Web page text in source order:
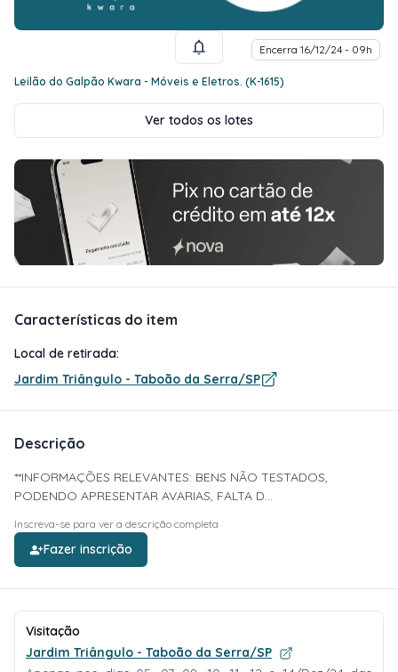
Encerra 16/12/24 - 09h
Leilão do Galpão Kwara - Móveis e Eletros. (K-1615)
Ver todos os lotes
Características do item
Local de retirada:
Jardim Triângulo - Taboão da Serra/SP
Descrição
**INFORMAÇÕES RELEVANTES: BENS NÃO TESTADOS,
PODENDO APRESENTAR AVARIAS, FALTA D...
Inscreva-se para ver a descrição completa
Fazer inscrição
Visitação
Jardim Triângulo - Taboão da Serra/SP